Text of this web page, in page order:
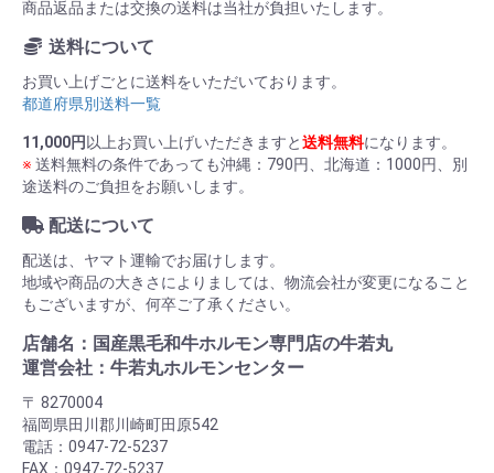
商品返品または交換の送料は当社が負担いたします。
送料について
お買い上げごとに送料をいただいております。
都道府県別送料一覧
11,000円 以上お買い上げいただきますと送料無料になります。
※ 送料無料の条件であっても沖縄：790円、北海道：1000円、別
途送料のご負担をお願いします。
配送について
配送は、ヤマト運輸でお届けします。
地域や商品の大きさによりましては、物流会社が変更になること
もございますが、何卒ご了承ください。
店舗名：国産黒毛和牛ホルモン専門店の牛若丸
運営会社：牛若丸ホルモンセンター
〒 8270004
福岡県田川郡川崎町田原542
電話：0947-72-5237
FAX：0947-72-5237